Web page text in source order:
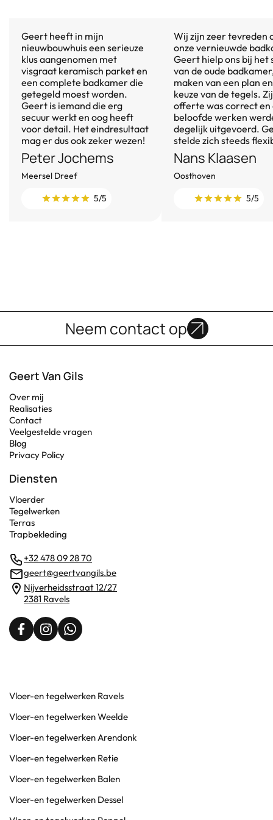
Geert heeft in mijn
nieuwbouwhuis een serieuze
klus aangenomen met
visgraat keramisch parket en
een complete badkamer die
getegeld moest worden.
Geert is iemand die erg
secuur werkt en oog heeft
voor detail. Het eindresultaat
mag er dus ook zeker wezen!
Peter Jochems
Meersel Dreef
5/5
Wij zijn zeer tevreden
onze vernieuwde
Geert hielp ons bij het
van de oude
maken van een plan
keuze van de tegels.
offerte was correct en
beloofde werken
degelijk uitgevoerd.
stelde zich steeds
Nans Klaasen
Oosthoven
5/5
Neem contact op
Geert Van Gils
Over mij
Realisaties
Contact
Veelgestelde vragen
Blog
Privacy Policy
Diensten
Vloerder
Tegelwerken
Terras
Trapbekleding
+32 478 09 28 70
geert@geertvangils.be
Nijverheidsstraat 12/27
2381 Ravels
Vloer-en tegelwerken Ravels
Vloer-en tegelwerken Weelde
Vloer-en tegelwerken Arendonk
Vloer-en tegelwerken Retie
Vloer-en tegelwerken Balen
Vloer-en tegelwerken Dessel